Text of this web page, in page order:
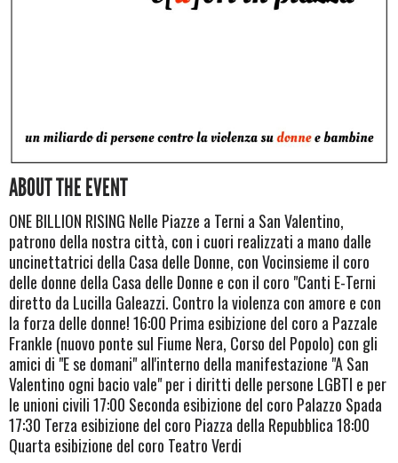
ABOUT THE EVENT
ONE BILLION RISING Nelle Piazze a Terni a San Valentino,
patrono della nostra città, con i cuori realizzati a mano dalle
uncinettatrici della Casa delle Donne, con Vocinsieme il coro
delle donne della Casa delle Donne e con il coro "Canti E-Terni
diretto da Lucilla Galeazzi. Contro la violenza con amore e con
la forza delle donne! 16:00 Prima esibizione del coro a Pazzale
Frankle (nuovo ponte sul Fiume Nera, Corso del Popolo) con gli
amici di "E se domani" all'interno della manifestazione "A San
Valentino ogni bacio vale" per i diritti delle persone LGBTI e per
le unioni civili 17:00 Seconda esibizione del coro Palazzo Spada
17:30 Terza esibizione del coro Piazza della Repubblica 18:00
Quarta esibizione del coro Teatro Verdi